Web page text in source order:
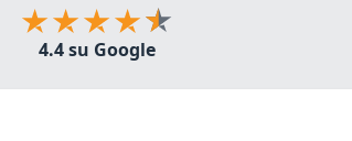
4.4 su Google